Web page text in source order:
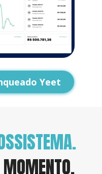
Yeet